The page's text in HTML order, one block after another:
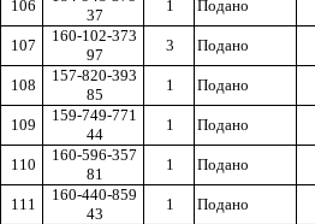
106
37
1 Подано
107
160-102-373
97
3 Подано
108
157-820-393
85
1 Подано
109
159-749-771
44
1 Подано
110
160-596-357
81
1 Подано
111
160-440-859
43
1 Подано